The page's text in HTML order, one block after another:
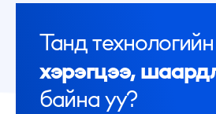
Танд технологийн
хэрэгцээ,
байна уу?